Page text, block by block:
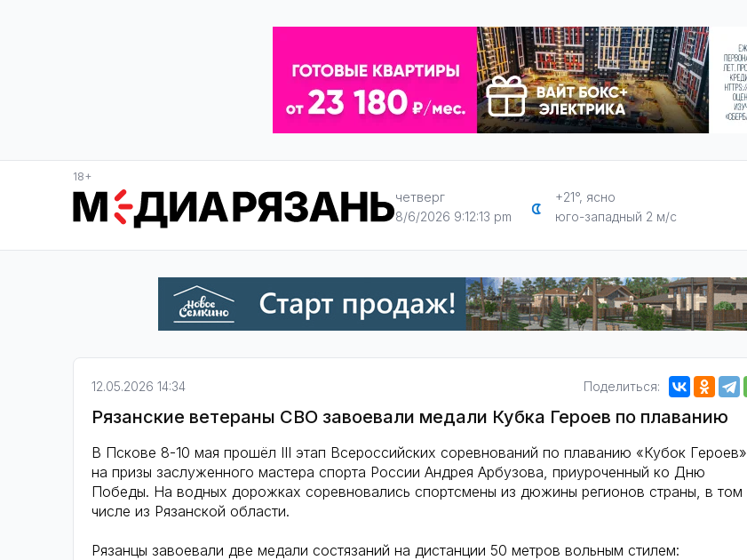
18+
четверг
8/6/2026 9:12:14 pm
+21°, ясно
юго-западный 2 м/с
12.05.2026 14:34 Поделиться:
Рязанские ветераны СВО завоевали медали Кубка Героев по плаванию
В Пскове 8-10 мая прошёл III этап Всероссийских соревнований по плаванию «Кубок Героев»
на призы заслуженного мастера спорта России Андрея Арбузова, приуроченный ко Дню
Победы. На водных дорожках соревновались спортсмены из дюжины регионов страны, в том
числе из Рязанской области.
Рязанцы завоевали две медали состязаний на дистанции 50 метров вольным стилем: